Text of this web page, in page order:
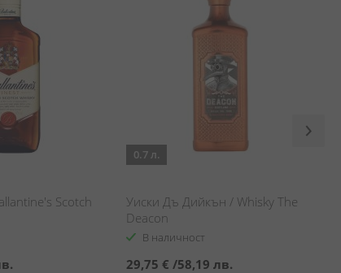
Scotch
0.7 л.
Уиски Дъ Дийкън / Whisky The
Deacon
В наличност
29,75 € /58,19 лв.